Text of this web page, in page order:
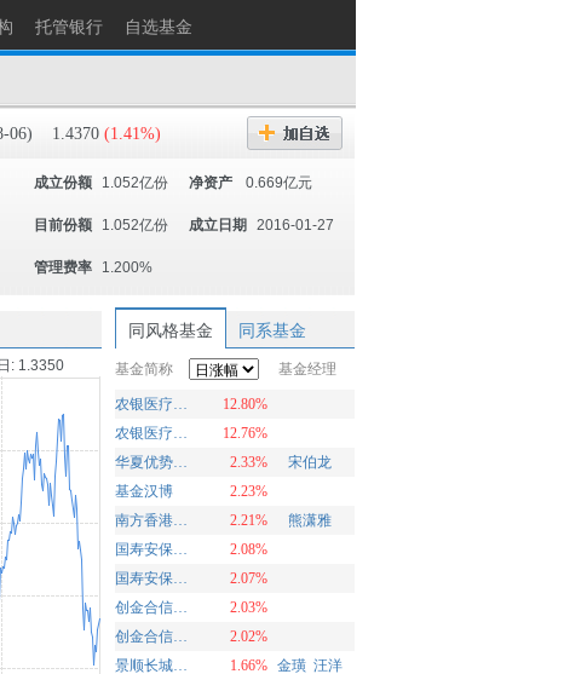
托管银行 自选基金
06) 1.4370 (1.41%)
成立份额 1.052亿份 净资产 0.669亿元
目前份额 1.052亿份 成立日期 2016-01-27
管理费率 1.200%
: 1.3350
同风格基金 同系基金
基金简称 基金经理
农银医疗精选股票A
12.80%
农银医疗精选股票C
12.76%
华夏优势精选股票
2.33%
宋伯龙
基金汉博
2.23%
南方香港LOF
2.21%
熊潇雅
国寿安保创新医药股票C
2.08%
国寿安保创新医药股票A
2.07%
创金合信优价成长C
2.03%
创金合信优价成长A
2.02%
景顺长城全球半导体A(QDII-LOF)美元
1.66% 金璜 汪洋